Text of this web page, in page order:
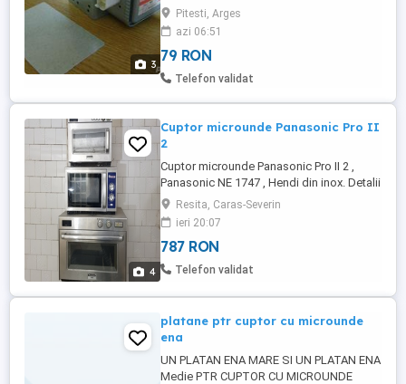
3
2M167B-M47 si jens 2m002 si 2M253k si
M24FA-410A si 2m226 si M24FB-210A si
2m167b-m16 si 2M167B-M21 SI 2M315J
si 2M315H SI 2m167b-m10 , magnetron
2M167B-M47 ...
Pitesti, Arges
azi 06:51
79 RON
Telefon validat
4
Cuptor microunde Panasonic Pro II
2
Cuptor microunde Panasonic Pro II 2 ,
Panasonic NE 1747 , Hendi din inox. Detalii
la telefon. Nu fac schimburi. Prefer
predare personală.
Resita, Caras-Severin
ieri 20:07
787 RON
Telefon validat
platane ptr cuptor cu microunde
ena
UN PLATAN ENA MARE SI UN PLATAN ENA
Medie PTR CUPTOR CU MICROUNDE